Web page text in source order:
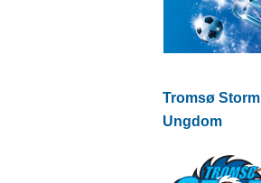
Tromsø Storm
Ungdom